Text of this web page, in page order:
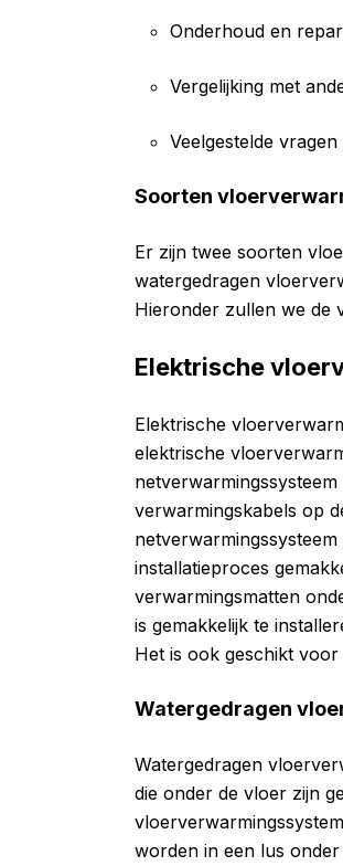
Onderhoud en
Vergelijking met
Veelgestelde
Soorten
Er zijn twee soorten
watergedragen
Hieronder zullen we de
Elektrische
Elektrische
elektrische
verwarmingskabels op
installatieproces
verwarmingsmatten
is gemakkelijk te
Het is ook geschikt
Watergedragen
Watergedragen
die onder de vloer zijn
worden in een lus